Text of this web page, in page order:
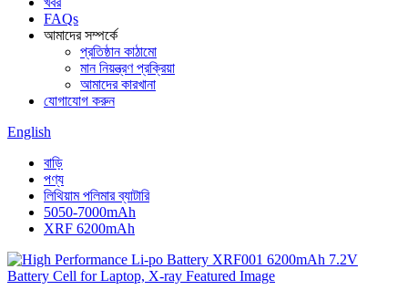
FAQs
আমাদের সম্পর্কে
প্রতিষ্ঠান কাঠামো
মান নিয়ন্ত্রণ প্রক্রিয়া
আমাদের কারখানা
যোগাযোগ করুন
English
বাড়ি
পণ্য
লিথিয়াম পলিমার ব্যাটারি
5050-7000mAh
XRF 6200mAh